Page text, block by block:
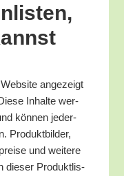
ange­zeigt
Inhal­te wer­
kön­nen jeder­
Pro­dukt­bil­der,
und wei­te­re
die­ser Pro­dukt­lis­